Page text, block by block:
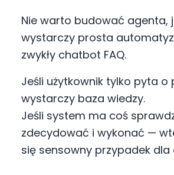
Nie warto budować agenta,
wystarczy prosta
zwykły chatbot FAQ.
Jeśli użytkownik tylko pyta o
wystarczy baza wiedzy.
Jeśli system ma coś
zdecydować i wykonać —
się sensowny przypadek dla